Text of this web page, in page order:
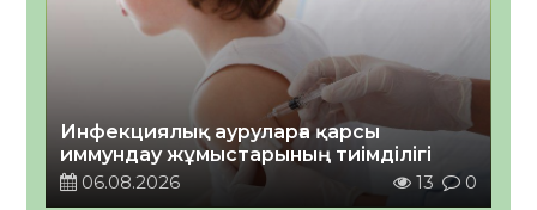
Инфекциялық ауруларға қарсы
иммундау жұмыстарының тиімділігі
06.08.2026
13 0